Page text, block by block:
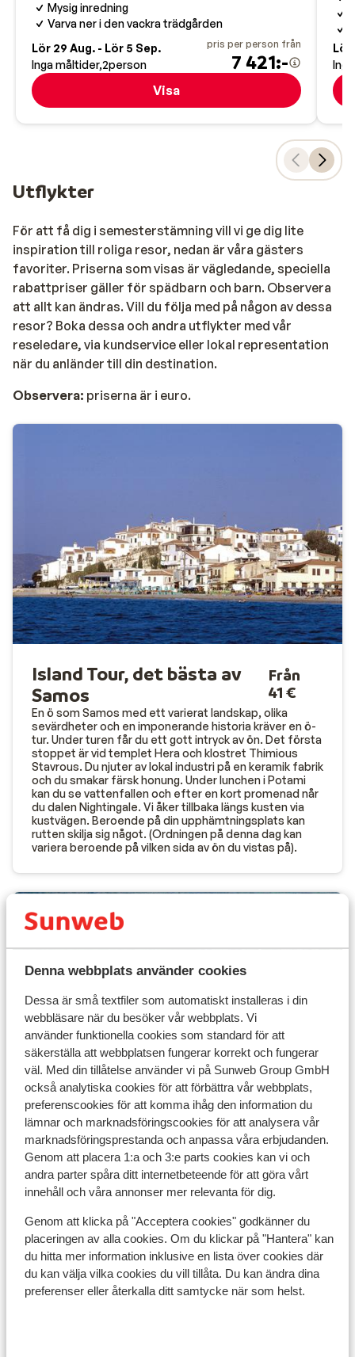
Denna webbplats använder cookies
Dessa är små textfiler som automatiskt installeras i din
webbläsare när du besöker vår webbplats. Vi
använder funktionella cookies som standard för att
säkerställa att webbplatsen fungerar korrekt och fungerar
väl. Med din tillåtelse använder vi på Sunweb Group GmbH
också analytiska cookies för att förbättra vår webbplats,
preferenscookies för att komma ihåg den information du
lämnar och marknadsföringscookies för att analysera vår
marknadsföringsprestanda och anpassa våra erbjudanden.
Genom att placera 1:a och 3:e parts cookies kan vi och
andra parter spåra ditt internetbeteende för att göra vårt
innehåll och våra annonser mer relevanta för dig.
Genom att klicka på "Acceptera cookies" godkänner du
placeringen av alla cookies. Om du klickar på "Hantera" kan
du hitta mer information inklusive en lista över cookies där
du kan välja vilka cookies du vill tillåta. Du kan ändra dina
preferenser eller återkalla ditt samtycke när som helst.
Mysig inredning
Varva ner i den vackra trädgården
Lör 29 Aug. - Lör 5 Sep.
Inga måltider 2person
pris per person från
7 421:-
Visa
Lör
Utflykter
För att få dig i semesterstämning vill vi ge dig lite
inspiration till roliga resor, nedan är våra gästers
favoriter. Priserna som visas är vägledande, speciella
rabattpriser gäller för spädbarn och barn. Observera
att allt kan ändras. Vill du följa med på någon av dessa
resor? Boka dessa och andra utflykter med vår
reseledare, via kundservice eller lokal representation
när du anländer till din destination.
Observera: priserna är i euro.
Island Tour, det bästa av
Samos
Från
41 €
En ö som Samos med ett varierat landskap, olika
sevärdheter och en imponerande historia kräver en ö-
tur. Under turen får du ett gott intryck av ön. Det första
stoppet är vid templet Hera och klostret Thimious
Stavrous. Du njuter av lokal industri på en keramik fabrik
och du smakar färsk honung. Under lunchen i Potami
kan du se vattenfallen och efter en kort promenad når
du dalen Nightingale. Vi åker tillbaka längs kusten via
kustvägen. Beroende på din upphämtningsplats kan
rutten skilja sig något. (Ordningen på denna dag kan
variera beroende på vilken sida av ön du vistas på).